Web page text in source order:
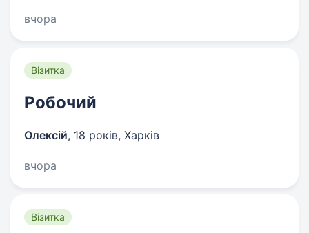
вчора
Візитка
Робочий
Олексій, 18 років, Харків
вчора
Візитка